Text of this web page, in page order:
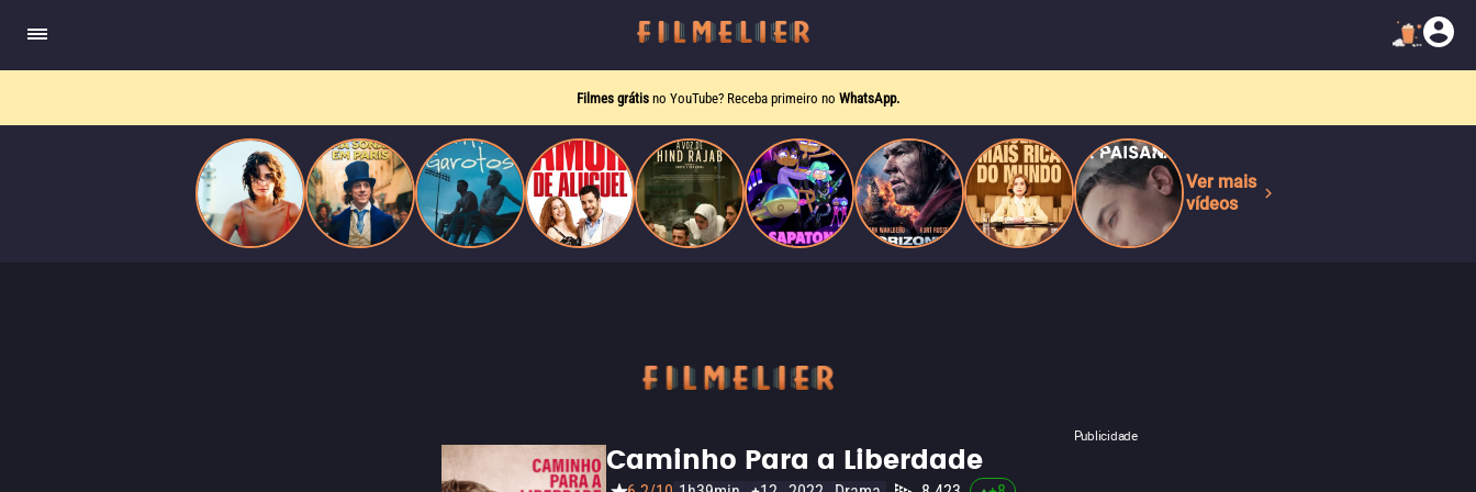
Ver mais
vídeos
Filmes grátis no YouTube? Receba primeiro no WhatsApp.
Publicidade
Caminho Para a Liberdade